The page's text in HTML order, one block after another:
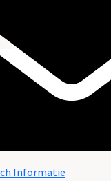
Informatie